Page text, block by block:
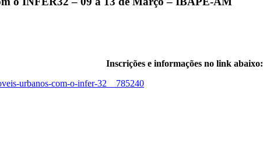
Inscrições e informações no link abaixo:
urbanos-com-o-infer-32__785240